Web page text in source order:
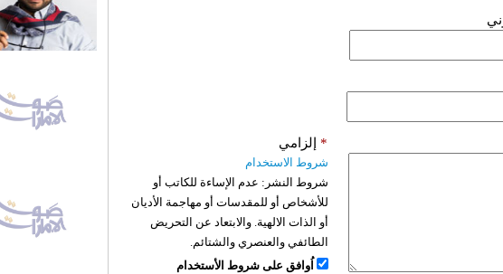
إلزامي *
شروط الاستخدام
شروط النشر: عدم الإساءة للكاتب أو
للأشخاص أو للمقدسات أو مهاجمة الأديان
أو الذات الالهية. والابتعاد عن التحريض
الطائفي والعنصري والشتائم.
اُوافق على شروط الأستخدام